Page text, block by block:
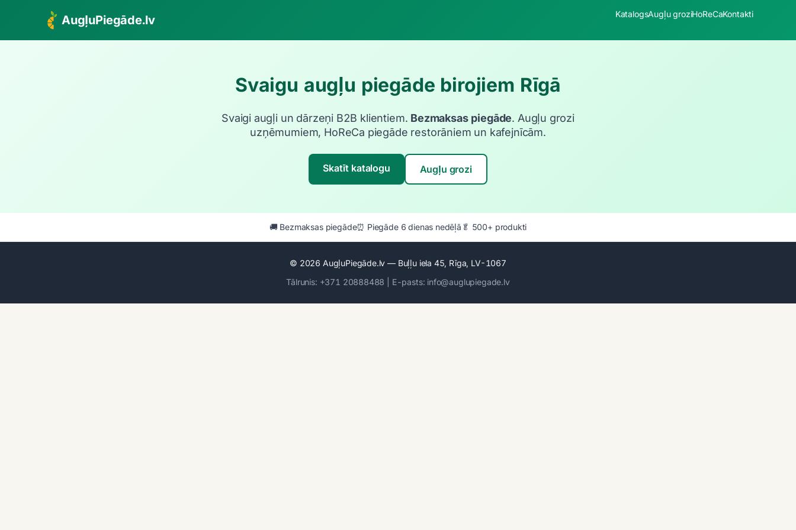
AugļuPiegāde.lv KatalogsAugļu groziHoReCaKontakti
Svaigu augļu piegāde birojiem Rīgā
Svaigi augļi un dārzeņi B2B klientiem. Bezmaksas piegāde. Augļu grozi
uzņēmumiem, HoReCa piegāde restorāniem un kafejnīcām.
Skatīt katalogu Augļu grozi
🚚 Bezmaksas piegāde⏰ Piegāde 6 dienas nedēļā 🥬 500+ produkti
© 2026 AugļuPiegāde.lv — Buļļu iela 45, Rīga, LV-1067
Tālrunis: +371 20888488 | E-pasts: info@auglupiegade.lv